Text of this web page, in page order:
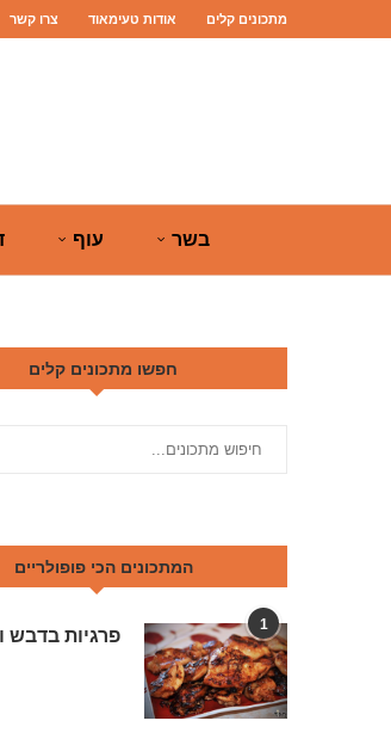
מתכונים קלים אודות טעימאוד צרו קשר
בשר עוף
חפשו מתכונים קלים
המתכונים הכי פופולריים
1
פרגיות בדבש